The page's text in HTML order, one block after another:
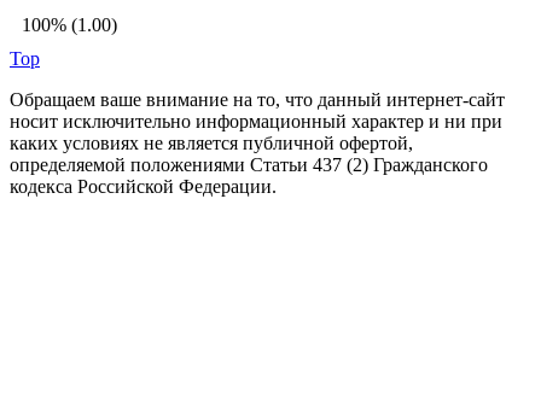
100% (1.00)
Top
Обращаем ваше внимание на то, что данный интернет-сайт
носит исключительно информационный характер и ни при
каких условиях не является публичной офертой,
определяемой положениями Статьи 437 (2) Гражданского
кодекса Российской Федерации.